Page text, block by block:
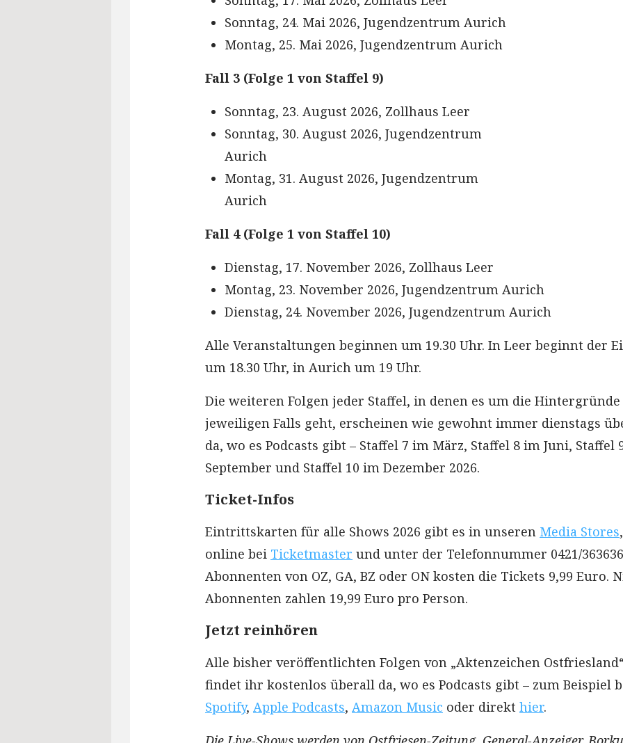
Sonntag, 24. Mai 2026, Jugendzentrum Aurich
Montag, 25. Mai 2026, Jugendzentrum Aurich
Fall 3 (Folge 1 von Staffel 9)
Sonntag, 23. August 2026, Zollhaus Leer
Sonntag, 30. August 2026, Jugendzentrum
Aurich
Montag, 31. August 2026, Jugendzentrum
Aurich
Fall 4 (Folge 1 von Staffel 10)
Dienstag, 17. November 2026, Zollhaus Leer
Montag, 23. November 2026, Jugendzentrum Aurich
Dienstag, 24. November 2026, Jugendzentrum Aurich
Alle Veranstaltungen beginnen um 19.30 Uhr. In Leer beginnt der
um 18.30 Uhr, in Aurich um 19 Uhr.
Die weiteren Folgen jeder Staffel, in denen es um die Hintergründe
jeweiligen Falls geht, erscheinen wie gewohnt immer dienstags
da, wo es Podcasts gibt – Staffel 7 im März, Staffel 8 im Juni, Staffel
September und Staffel 10 im Dezember 2026.
Ticket-Infos
Eintrittskarten für alle Shows 2026 gibt es in unseren Media Stores,
online bei Ticketmaster und unter der Telefonnummer 0421/
Abonnenten von OZ, GA, BZ oder ON kosten die Tickets 9,99 Euro.
Abonnenten zahlen 19,99 Euro pro Person.
Jetzt reinhören
Alle bisher veröffentlichten Folgen von „Aktenzeichen
findet ihr kostenlos überall da, wo es Podcasts gibt – zum Beispiel
Spotify, Apple Podcasts, Amazon Music oder direkt hier.